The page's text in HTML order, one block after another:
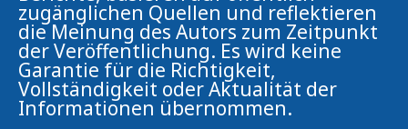
zugänglichen Quellen und reflektieren
die Meinung des Autors zum Zeitpunkt
der Veröffentlichung. Es wird keine
Garantie für die Richtigkeit,
Vollständigkeit oder Aktualität der
Informationen übernommen.